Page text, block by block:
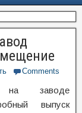
Comments
заводе
выпуск